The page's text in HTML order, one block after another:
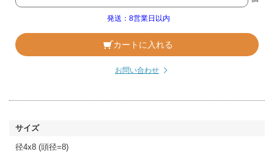
発送：8営業日以内
カートに入れる
お問い合わせ
径4x8 (頭径=8)